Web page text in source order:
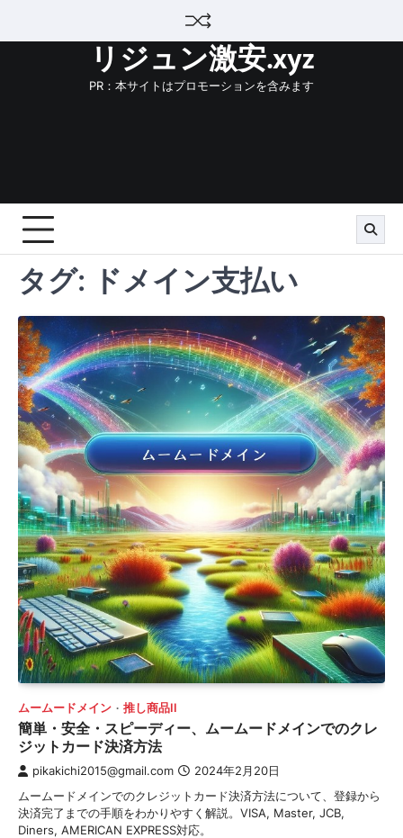
リジュン激安.xyz
PR：本サイトはプロモーションを含みます
タグ: ドメイン支払い
ムームードメイン 推し商品II
簡単・安全・スピーディー、ムームードメインでのクレ
ジットカード決済方法
pikakichi2015@gmail.com 2024年2月20日
ムームードメインでのクレジットカード決済方法について、登録から
決済完了までの手順をわかりやすく解説。VISA, Master, JCB,
Diners, AMERICAN EXPRESS対応。